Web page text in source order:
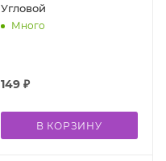
Угловой
Много
149₽
В КОРЗИНУ